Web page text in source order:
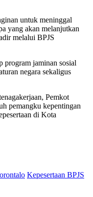
untuk meninggal
yang akan melanjutkan
melalui BPJS
program jaminan sosial
negara sekaligus
Pemkot
pemangku kepentingan
di Kota
Kepesertaan BPJS